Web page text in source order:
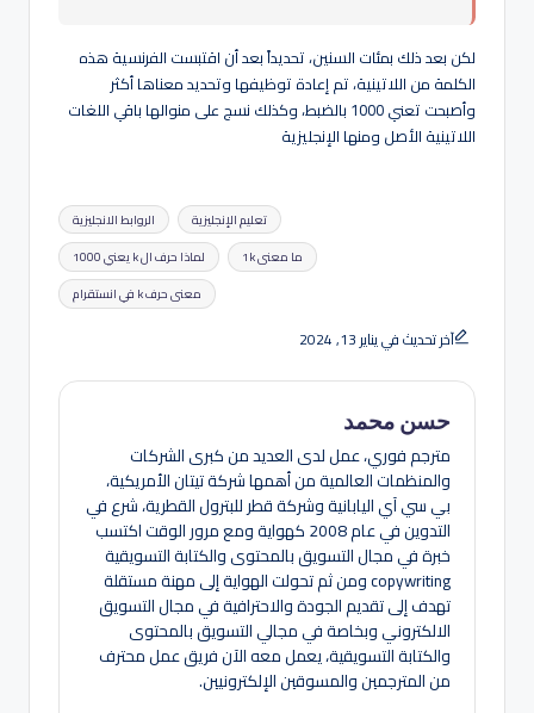
لكن بعد ذلك بمئات السنين، تحديداً بعد أن اقتبست الفرنسية هذه
الكلمة من اللاتينية، تم إعادة توظيفها وتحديد معناها أكثر
وأصبحت تعني 1000 بالضبط، وكذلك نسج على منوالها باقي اللغات
اللاتينية الأصل ومنها الإنجليزية
الروابط الانجليزية
تعليم الإنجليزية
لماذا حرف ال k يعني 1000
ما معنى 1k
معنى حرف k في انستقرام
آخر تحديث في يناير 13, 2024
حسن محمد
مترجم فوري، عمل لدى العديد من كبرى الشركات
والمنظمات العالمية من أهمها شركة تيتان الأمريكية،
بي سي آي اليابانية وشركة قطر للبترول القطرية، شرع في
التدوين في عام 2008 كهواية ومع مرور الوقت اكتسب
خبرة في مجال التسويق بالمحتوى والكتابة التسويقية
copywriting ومن ثم تحولت الهواية إلى مهنة مستقلة
تهدف إلى تقديم الجودة والاحترافية في مجال التسويق
الالكتروني وبخاصة في مجالي التسويق بالمحتوى
والكتابة التسويقية، يعمل معه الآن فريق عمل محترف
من المترجمين والمسوقين الإلكترونيين.